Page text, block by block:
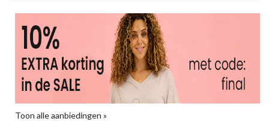
Toon alle aanbiedingen »